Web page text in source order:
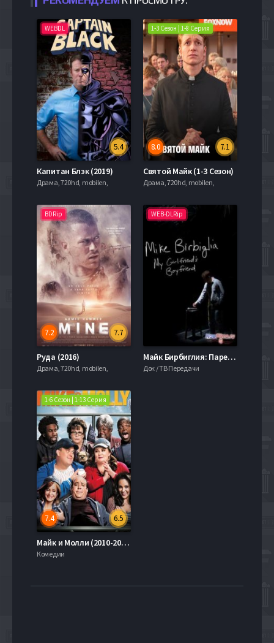
WEBDL
5.4
Капитан Блэк (2019)
Драма, 720hd, mobilen,
1-3 Сезон | 1-8 Серия
7.1
8.0
Святой Майк (1-3 Сезон)
Драма, 720hd, mobilen,
BDRip
7.7
7.2
Руда (2016)
Драма, 720hd, mobilen,
WEB-DLRip
Майк Бирбиглия: Парень моей девушки (2013)
Док / ТВ Передачи
1-6 Сезон | 1-13 Серия
6.5
7.4
Майк и Молли (2010-2012) 1-6 Сезон
Комедии